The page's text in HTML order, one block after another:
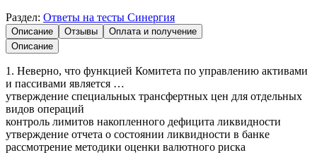
Раздел: Ответы на тесты Синергия
Описание Отзывы
Оплата и получение
Описание
1. Неверно, что функцией Комитета по управлению активами
и пассивами является …
утверждение специальных трансфертных цен для отдельных
видов операций
контроль лимитов накопленного дефицита ликвидности
утверждение отчета о состоянии ликвидности в банке
рассмотрение методики оценки валютного риска